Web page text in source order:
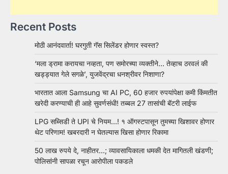
Recent Posts
मोठी आनंदवार्ता! घरगुती गॅस सिलेंडर होणार स्वस्त?
‘मला ड्रामा करायचा नव्हता, पण समोरच्या व्यक्तीने… तेव्हाच ठरवलं की
खड्ड्यात गेले सगळे’, युजवेंद्रचा धनश्रीवर निशाणा?
भारतात आला Samsung चा AI PC, 60 हजार रुपयांपेक्षा कमी किंमतीत
खरेदी करण्याची ही आहे सुवर्णसंधी! तब्बल 27 तासांची बॅटरी लाईफ
LPG सब्सिडी ते UPI चे नियम…! १ ऑगस्टपासून तुमच्या खिशावर होणार
थेट परिणाम! खबरदारी न घेतल्यास खिसा होणार रिकामा
50 लाख रुपये दे, नाहीतर…; व्यावसायिकाला धमकी देत मागितली खंडणी;
पोलिसांनी सापळा रचून आरोपीला पकडले